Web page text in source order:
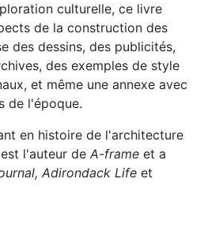
culturelle, ce livre
de la construction des
des dessins, des publicités,
des exemples de style
et même une annexe avec
de l'époque.
en histoire de l'architecture
l'auteur de A-frame et a
Adirondack Life et